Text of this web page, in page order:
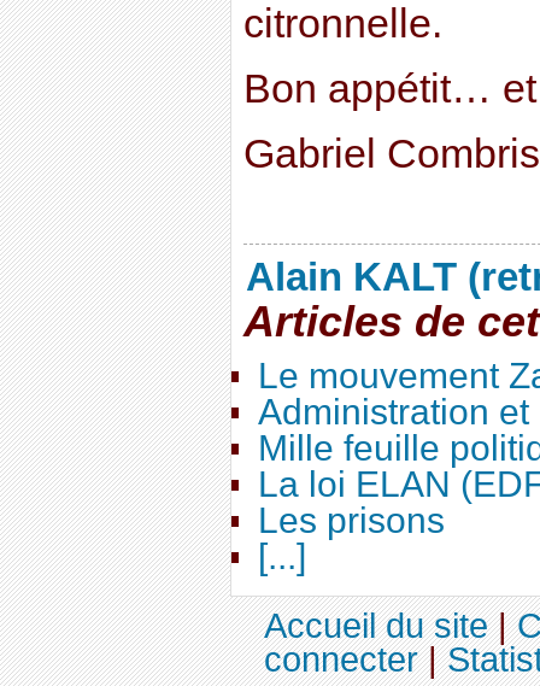
citronnelle.
Bon appétit…
Gabriel Combris
Alain KALT
Articles de
Le mouvement
Administration
Mille feuille
La loi ELAN
Les prisons
[...]
Accueil du site|
connecter|